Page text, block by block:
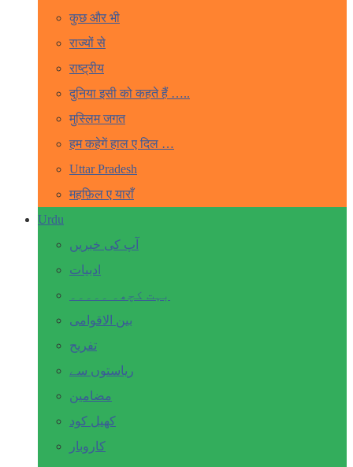
कुछ और भी
राज्यों से
राष्ट्रीय
दुनिया इसी को कहते हैं …..
मुस्लिम जगत
हम कहेगें हाल ए दिल …
Uttar Pradesh
महफ़िल ए याराँ
Urdu
آپ کی خبریں
ادبیات
بہت کچھ۔ ۔۔۔۔۔
بین الاقوامی
تفریح
ریاستوں سے
مضامین
کھیل کود
کاروبار